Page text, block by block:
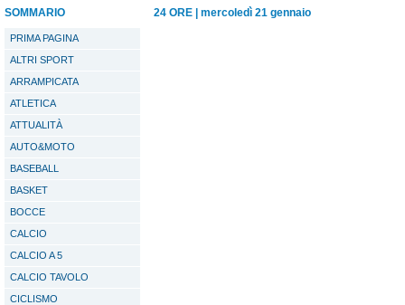
SOMMARIO
PRIMA PAGINA
ALTRI SPORT
ARRAMPICATA
ATLETICA
ATTUALITÀ
AUTO&MOTO
BASEBALL
BASKET
BOCCE
CALCIO
CALCIO A 5
CALCIO TAVOLO
CICLISMO
24 ORE mercoledì 21 gennaio